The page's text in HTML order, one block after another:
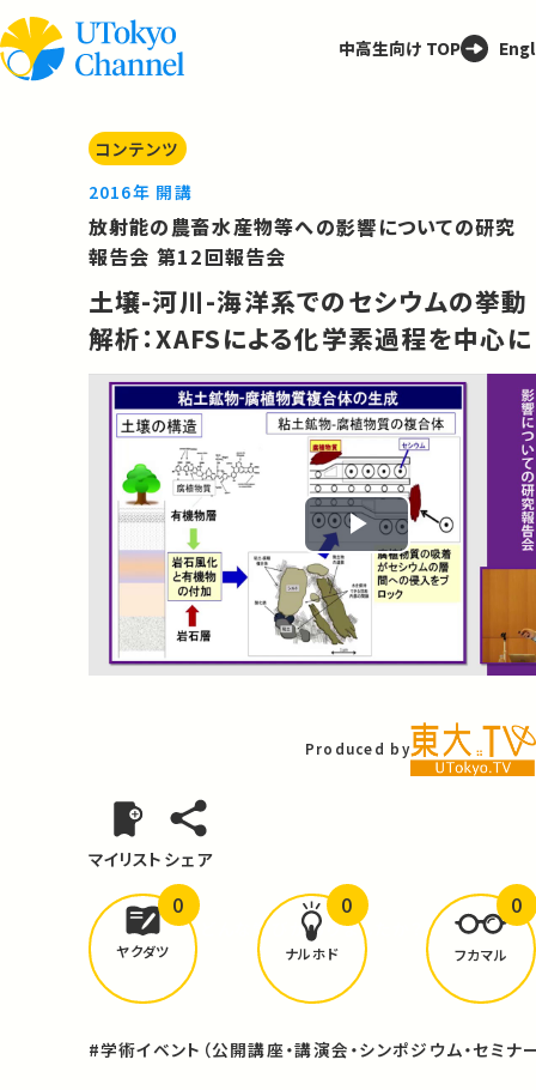
中高生向け TOP
コンテンツ
2016年 開講
放射能の農畜水産物等への影響についての研究
報告会 第12回報告会
土壌-河川-海洋系でのセシウムの挙動
解析：XAFSによる化学素過程を中心に
Play
Video
Produced by
マイリスト シェア
どんな学びがありましたか？
ヤクダツ
0
ナルホド
0
フカマル
0
#学術イベント（公開講座・講演会・シンポジウム・セミナ